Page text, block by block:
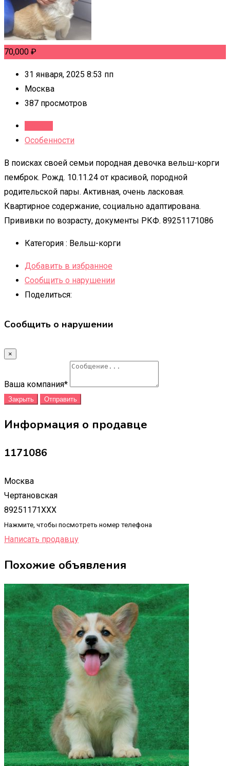
70,000 ₽
31 января, 2025 8:53 пп
Москва
387 просмотров
Особенности
В поисках своей семьи породная девочка вельш-корги
пемброк. Рожд. 10.11.24 от красивой, породной
родительской пары. Активная, очень ласковая.
Квартирное содержание, социально адаптирована.
Прививки по возрасту, документы РКФ. 89251171086
Категория : Вельш-корги
Добавить в избранное
Сообщить о нарушении
Поделиться:
Сообщить о нарушении
×
Ваша компания*
Закрыть Отправить
Информация о продавце
1171086
Москва
Чертановская
89251171XXX
Нажмите, чтобы посмотреть номер телефона
Написать продавцу
Похожие объявления